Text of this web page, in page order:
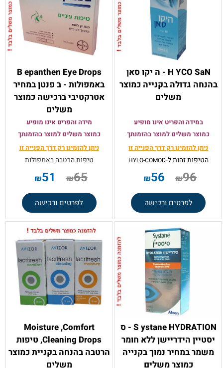
H YCO SaN - ה יקו סאן
בהנחה גדולה בקנייה כמוצר
משלים
במידה והפריט אינו מופיע
כמוצר משלים למוצר בהזמנתך
ניתן להזמינו רק דרך הפנייה זו
הטיפות זהות ל-HYLO-COMOD
₪96
₪56
לפרטים ורכישה
B epanthen Eye Drops
באמפולות - ב פנטן במחיר
אטרקטיבי ברכישה כמוצר
משלים
מידה והפריט אינו מופיע
כמוצר משלים למוצר בהזמנתך
ניתן להזמינו רק דרך הפנייה זו
טיפות הרטבה באמפולות
₪65
₪51
לפרטים ורכישה
S ystane HYDRATION - ס
יסטיין הידריישן ללא חומר
משמר במחיר נמוך בקנייה
כמוצר משלים
Moisture ,Comfort
,Cleaning Drops טיפות
הרטבה בהנחה בקניית כמוצר
משלים